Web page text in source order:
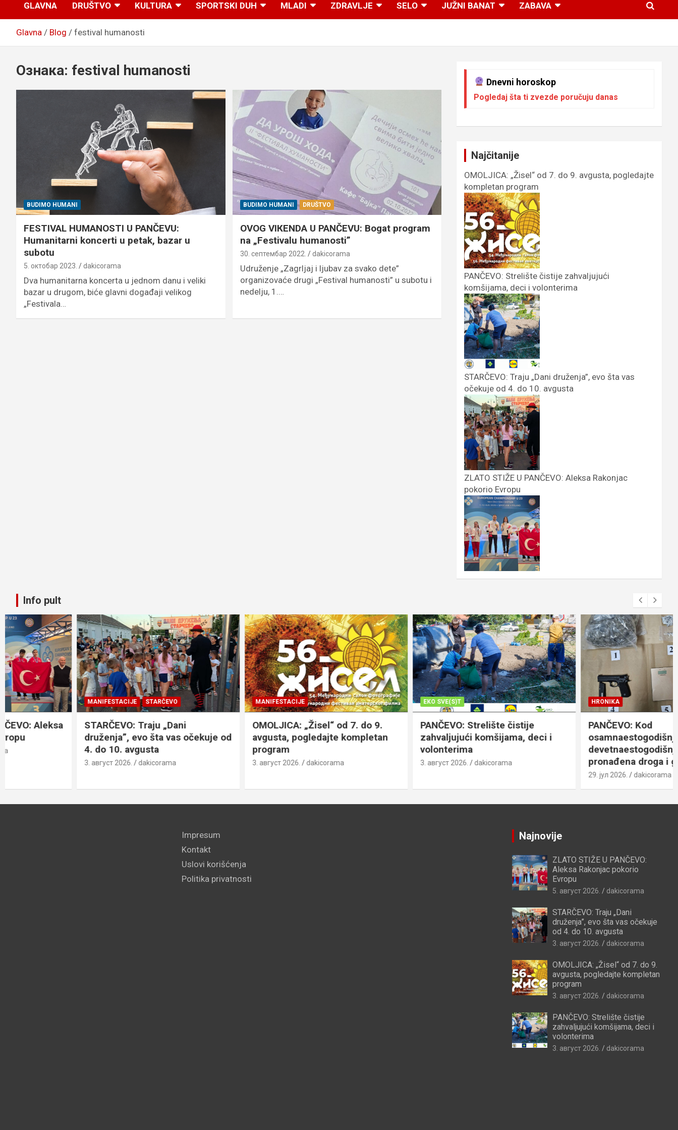
GLAVNA DRUŠTVO KULTURA SPORTSKI DUH MLADI ZDRAVLJE SELO JUŽNI BANAT ZABAVA
Glavna Blog festival humanosti
Ознака: festival humanosti
BUDIMO HUMANI
FESTIVAL HUMANOSTI U PANČEVU:
Humanitarni koncerti u petak, bazar u
subotu
5. октобар 2023. dakicorama
Dva humanitarna koncerta u jednom danu i veliki
bazar u drugom, biće glavni događaji velikog
„Festivala…
BUDIMO HUMANI DRUŠTVO
OVOG VIКENDA U PANČEVU: Bogat program
na „Festivalu humanosti”
30. септембар 2022. dakicorama
Udruženje „Zagrljaj i ljubav za svako dete”
organizovaće drugi „Festival humanosti” u subotu i
nedelju, 1.…
Dnevni horoskop
Pogledaj šta ti zvezde poručuju danas
Najčitanije
OMOLJICA: „Žisel“ od 7. do 9. avgusta, pogledajte
kompletan program
PANČEVO: Strelište čistije zahvaljujući
komšijama, deci i volonterima
STARČEVO: Traju „Dani druženja”, evo šta vas
očekuje od 4. do 10. avgusta
ZLATO STIŽE U PANČEVO: Aleksa Rakonjac
pokorio Evropu
Info pult
MANIFESTACIJE STARČEVO
STARČEVO: Traju „Dani
druženja”, evo šta vas očekuje od
4. do 10. avgusta
dakicorama
MANIFESTACIJE
OMOLJICA: „Žisel“ od 7. do 9.
avgusta, pogledajte kompletan
dakicorama
EKO SVE(S)T
PANČEVO: Strelište čistije
zahvaljujući komšijama, deci i
dakicorama
HRONIKA
PANČEVO: Kod
osamnaestogodišnjaka i
devetnaestogodišnjaka
pronađena droga i gasni pištolj
dakicorama
Impresum
Kontakt
Uslovi korišćenja
Politika privatnosti
Najnovije
ZLATO STIŽE U PANČEVO:
Aleksa Rakonjac pokorio
Evropu
5. август 2026. dakicorama
STARČEVO: Traju „Dani
druženja”, evo šta vas očekuje
od 4. do 10. avgusta
3. август 2026. dakicorama
OMOLJICA: „Žisel“ od 7. do 9.
avgusta, pogledajte kompletan
program
3. август 2026. dakicorama
PANČEVO: Strelište čistije
zahvaljujući komšijama, deci i
volonterima
3. август 2026. dakicorama